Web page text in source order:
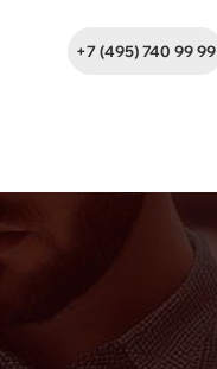
+7 (495) 740 99 99